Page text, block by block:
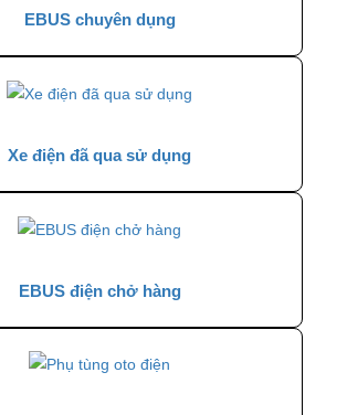
EBUS chuyên dụng
Xe điện đã qua sử dụng
EBUS điện chở hàng